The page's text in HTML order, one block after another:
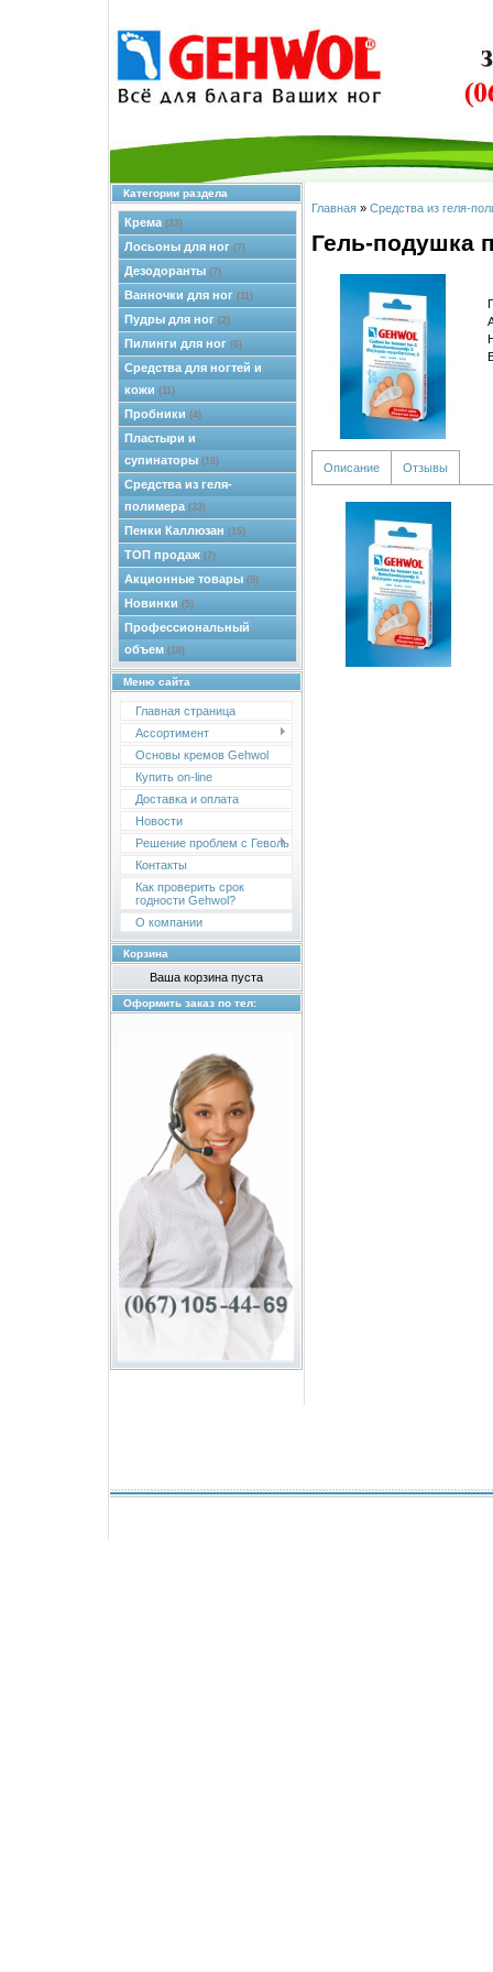
Категории раздела
Крема (33)
Лосьоны для ног (7)
Дезодоранты (7)
Ванночки для ног (11)
Пудры для ног (2)
Пилинги для ног (6)
Средства для ногтей и
кожи (11)
Пробники (4)
Пластыри и
супинаторы (18)
Средства из геля-
полимера (33)
Пенки Каллюзан (15)
ТОП продаж (7)
Акционные товары (9)
Новинки (5)
Профессиональный
объем (18)
Меню сайта
Главная страница
Ассортимент
Основы кремов Gehwol
Купить on-line
Доставка и оплата
Новости
Решение проблем с Геволь
Контакты
Как проверить срок
годности Gehwol?
О компании
Корзина
Ваша корзина пуста
Оформить заказ по тел:
Главная » Средства из геля-
Гель-подушка
Описание Отзывы